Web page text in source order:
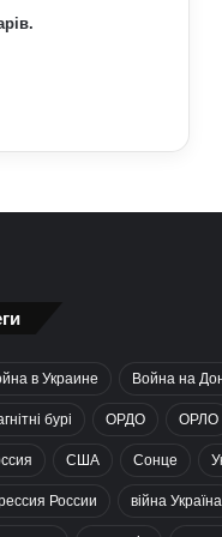
в Украине Война на
бурі ОРДО ОРЛО
США Сонце
России війна Україна